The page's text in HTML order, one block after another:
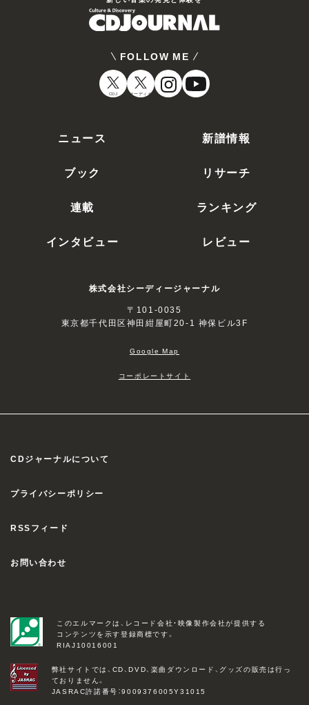
FOLLOW ME
CDJ オーディオ
ニュース 新譜情報
ブック リサーチ
連載 ランキング
インタビュー レビュー
株式会社シーディージャーナル
〒101-0035
東京都千代田区神田紺屋町20-1 神保ビル3F
Google Map
コーポレートサイト
CDジャーナルについて
プライバシーポリシー
RSSフィード
お問い合わせ
このエルマークは、レコード会社・映像製作会社が提供する
コンテンツを示す登録商標です。
RIAJ10016001
弊社サイトでは、CD、DVD、楽曲ダウンロード、グッズの販売は行っ
ておりません。
JASRAC許諾番号：9009376005Y31015